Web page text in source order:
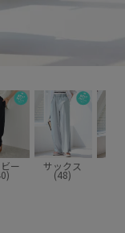
ー サックス
(48)